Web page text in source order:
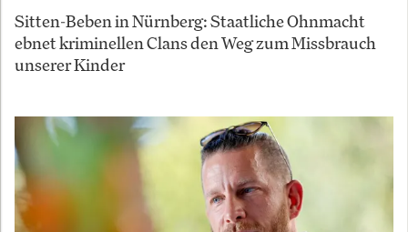
Sitten-Beben in Nürnberg: Staatliche Ohnmacht
ebnet kriminellen Clans den Weg zum Missbrauch
unserer Kinder